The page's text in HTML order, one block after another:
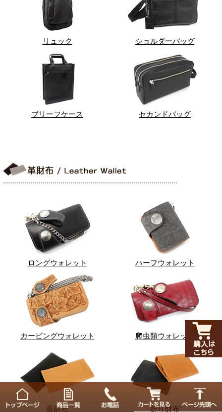
リュック ショルダーバッグ
ブリーフケース セカンドバッグ
ロングウォレット ハーフウォレット
カービングウォレット 爬虫類ウォレット
長財布 折り財布